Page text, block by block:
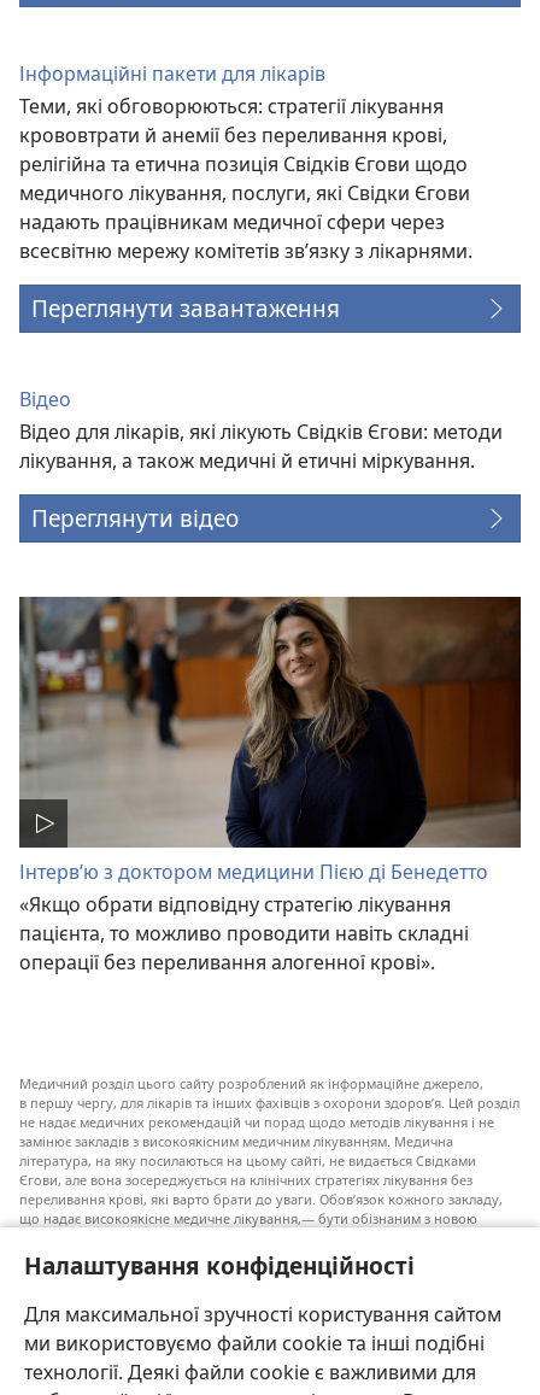
Налаштування конфіденційності
Для максимальної зручності користування сайтом
ми використовуємо файли cookie та інші подібні
технології. Деякі файли cookie є важливими для
Інформаційні пакети для лікарів
Теми, які обговорюються: стратегії лікування
крововтрати й анемії без переливання крові,
релігійна та етична позиція Свідків Єгови щодо
медичного лікування, послуги, які Свідки Єгови
надають працівникам медичної сфери через
всесвітню мережу комітетів зв’язку з лікарнями.
Переглянути завантаження
Відео
Відео для лікарів, які лікують Свідків Єгови: методи
лікування, а також медичні й етичні міркування.
Переглянути відео
Інтерв’ю з доктором медицини Пією ді Бенедетто
«Якщо обрати відповідну стратегію лікування
пацієнта, то можливо проводити навіть складні
операції без переливання алогенної крові».
Медичний розділ цього сайту розроблений як інформаційне джерело,
в першу чергу, для лікарів та інших фахівців з охорони здоров’я. Цей розділ
не надає медичних рекомендацій чи порад щодо методів лікування і не
замінює закладів з високоякісним медичним лікуванням. Медична
література, на яку посилаються на цьому сайті, не видається Свідками
Єгови, але вона зосереджується на клінічних стратегіях лікування без
переливання крові, які варто брати до уваги. Обов’язок кожного закладу,
що надає високоякісне медичне лікування,— бути обізнаним з новою
пацієнту приймати власні рішення згідно з його медичним станом,
побажаннями, цінностями та віруваннями. Не всі медичні стратегії, згадані
До пацієнтів: завжди шукайте порад вашого лікаря або іншого фахівця
з охорони здоров’я щодо медичних станів та лікування. Проконсультуйтеся
з лікарем, якщо відчуваєте, що ви хворі.